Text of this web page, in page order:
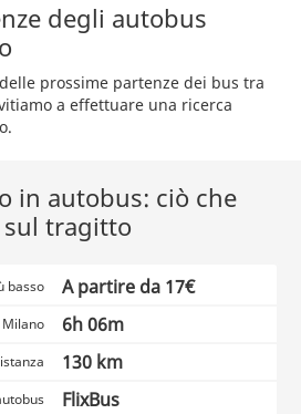
degli autobus
prossime partenze dei bus tra
a effettuare una ricerca
in autobus: ciò che
sul tragitto
basso A partire da 17€
6h 06m
130 km
FlixBus